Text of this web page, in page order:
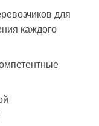
для
каждого